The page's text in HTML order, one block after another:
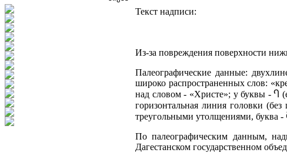
Текст надписи:
Из-за повреждения поверхности
Палеографические данные:
широко распространенных слов:
над словом - «Христе»; у буквы - Ⴄ
горизонтальная линия головки
треугольными утолщениями, буква -
По палеографическим данным,
Дагестанском государственном